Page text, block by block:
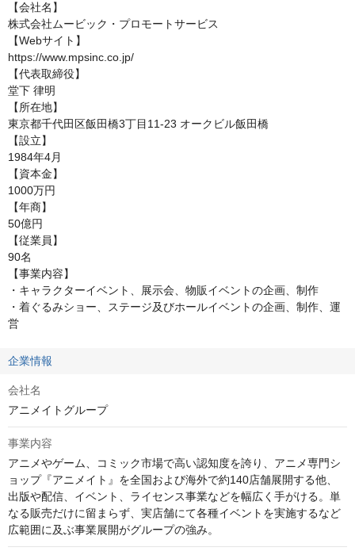
【会社名】
株式会社ムービック・プロモートサービス
【Webサイト】
https://www.mpsinc.co.jp/
【代表取締役】
堂下 律明
【所在地】
東京都千代田区飯田橋3丁目11-23 オークビル飯田橋
【設立】
1984年4月
【資本金】
1000万円
【年商】
50億円
【従業員】
90名
【事業内容】
・キャラクターイベント、展示会、物販イベントの企画、制作
・着ぐるみショー、ステージ及びホールイベントの企画、制作、運
営
企業情報
会社名
アニメイトグループ
事業内容
アニメやゲーム、コミック市場で高い認知度を誇り、アニメ専門シ
ョップ『アニメイト』を全国および海外で約140店舗展開する他、
出版や配信、イベント、ライセンス事業などを幅広く手がける。単
なる販売だけに留まらず、実店舗にて各種イベントを実施するなど
広範囲に及ぶ事業展開がグループの強み。